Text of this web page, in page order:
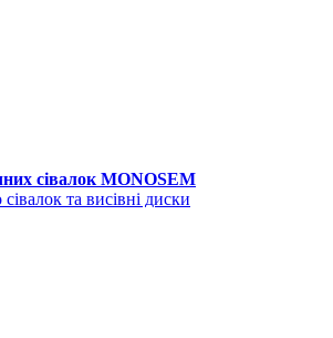
сівалок MONOSEM
та висівні диски